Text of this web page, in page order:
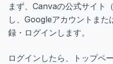
まず、Canvaの公式サイト（
し、Googleアカウントまた
録・ログインします。
ログインしたら、トップペ